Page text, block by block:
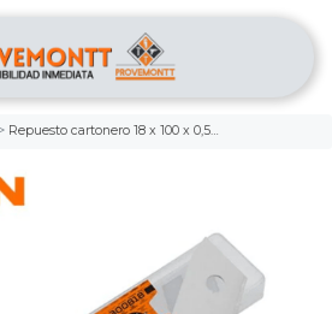
Repuesto cartonero 18 x 100 x 0,5mm 10 piezas wokin